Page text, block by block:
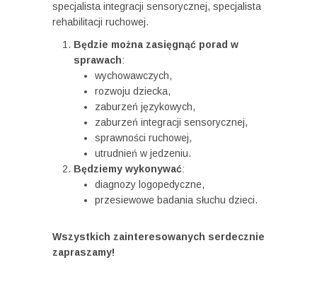
specjalista integracji sensorycznej, specjalista
rehabilitacji ruchowej.
Będzie można zasięgnąć porad w
sprawach:
wychowawczych,
rozwoju dziecka,
zaburzeń językowych,
zaburzeń integracji sensorycznej,
sprawności ruchowej,
utrudnień w jedzeniu.
Będziemy wykonywać:
diagnozy logopedyczne,
przesiewowe badania słuchu dzieci.
Wszystkich zainteresowanych serdecznie
zapraszamy!